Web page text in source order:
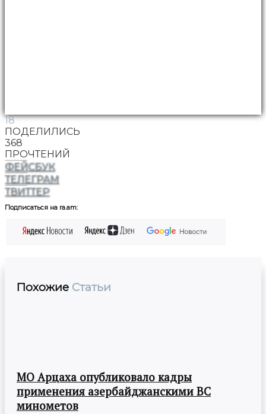
18
ПОДЕЛИЛИСЬ
368
ПРОЧТЕНИЙ
ФЕЙСБУК
ТЕЛЕГРАМ
ТВИТТЕР
Подписаться на ra.am:
Похожие Статьи
МО Арцаха опубликовало кадры
применения азербайджанскими ВС
минометов